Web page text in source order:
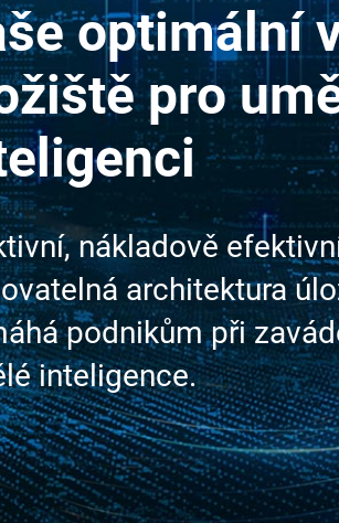
optimální
pro
nákladově
architektura
podnikům při
inteligence.